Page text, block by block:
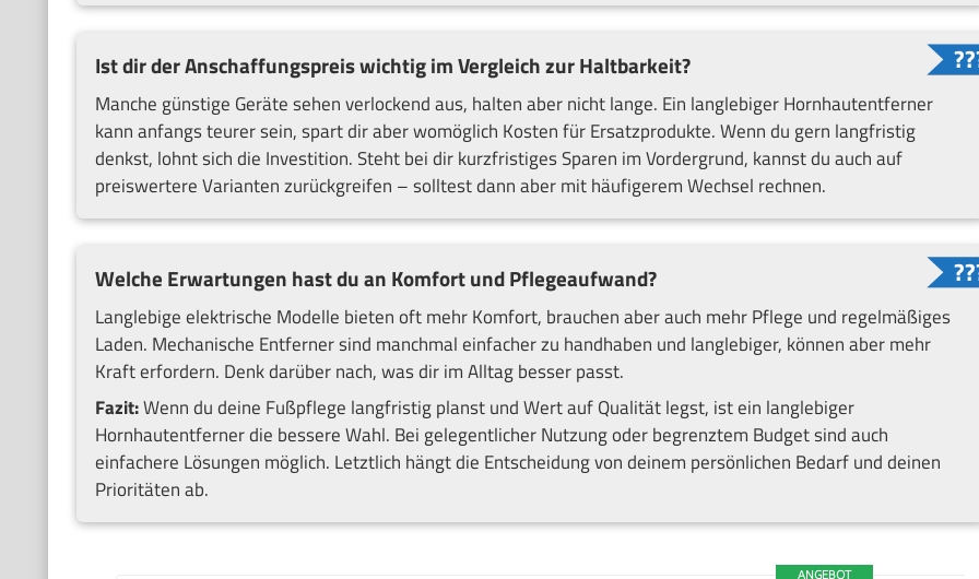
Ist dir der Anschaffungspreis wichtig im Vergleich zur Haltbarkeit?
Manche günstige Geräte sehen verlockend aus, halten aber nicht lange. Ein langlebiger Hornhautentferner
kann anfangs teurer sein, spart dir aber womöglich Kosten für Ersatzprodukte. Wenn du gern langfristig
denkst, lohnt sich die Investition. Steht bei dir kurzfristiges Sparen im Vordergrund, kannst du auch auf
preiswertere Varianten zurückgreifen – solltest dann aber mit häufigerem Wechsel rechnen.
Welche Erwartungen hast du an Komfort und Pflegeaufwand?
Langlebige elektrische Modelle bieten oft mehr Komfort, brauchen aber auch mehr Pflege und regelmäßiges
Laden. Mechanische Entferner sind manchmal einfacher zu handhaben und langlebiger, können aber mehr
Kraft erfordern. Denk darüber nach, was dir im Alltag besser passt.
Fazit:Wenn du deine Fußpflege langfristig planst und Wert auf Qualität legst, ist ein langlebiger
Hornhautentferner die bessere Wahl. Bei gelegentlicher Nutzung oder begrenztem Budget sind auch
einfachere Lösungen möglich. Letztlich hängt die Entscheidung von deinem persönlichen Bedarf und deinen
Prioritäten ab.
ANGEBOT